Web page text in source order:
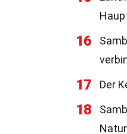
16
17 Der
18